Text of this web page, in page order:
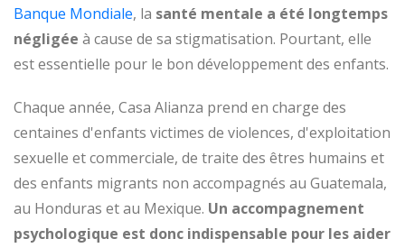
Banque Mondiale, la santé mentale a été longtemps
négligée à cause de sa stigmatisation. Pourtant, elle
est essentielle pour le bon développement des enfants.
Chaque année, Casa Alianza prend en charge des
centaines d'enfants victimes de violences, d'exploitation
sexuelle et commerciale, de traite des êtres humains et
des enfants migrants non accompagnés au Guatemala,
au Honduras et au Mexique. Un accompagnement
psychologique est donc indispensable pour les aider